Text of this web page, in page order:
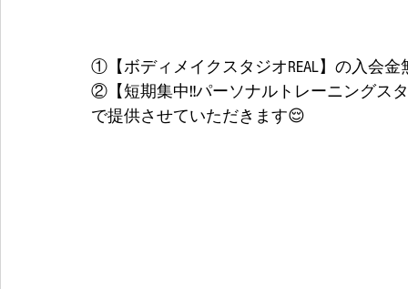
①【ボディメイクスタジオREAL】の入会金
②【短期集中‼️パーソナルトレーニングス
で提供させていただきます😌